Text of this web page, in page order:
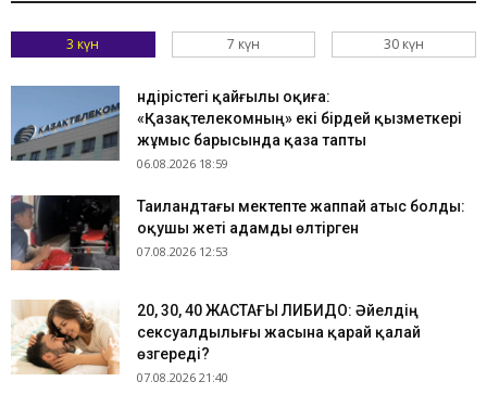
3 күн 7 күн 30 күн
Өндірістегі қайғылы оқиға:
«Қазақтелекомның» екі бірдей қызметкері
жұмыс барысында қаза тапты
06.08.2026 18:59
Таиландтағы мектепте жаппай атыс болды:
оқушы жеті адамды өлтірген
07.08.2026 12:53
​20, 30, 40 ЖАСТАҒЫ ЛИБИДО: Әйелдің
сексуалдылығы жасына қарай қалай
өзгереді?
07.08.2026 21:40